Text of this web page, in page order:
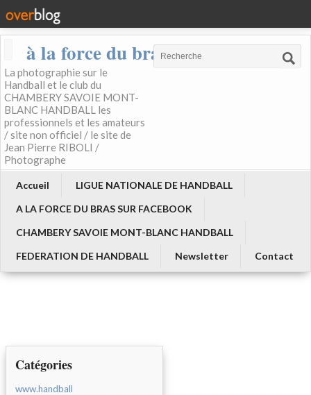
à la force du bras
La photographie sur le
Handball et le club du
CHAMBERY SAVOIE MONT-
BLANC HANDBALL les
professionnels et les amateurs
/ site non officiel / le site de
Jean Pierre RIBOLI /
Photographe
Accueil
LIGUE NATIONALE DE HANDBALL
A LA FORCE DU BRAS SUR FACEBOOK
CHAMBERY SAVOIE MONT-BLANC HANDBALL
FEDERATION DE HANDBALL
Newsletter Contact
Catégories
www.handball